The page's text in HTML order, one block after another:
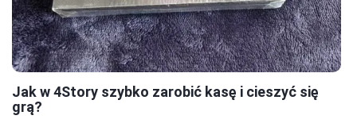
Jak w 4Story szybko zarobić kasę i cieszyć się
grą?